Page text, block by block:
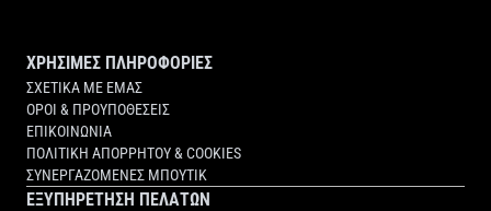
ΧΡΗΣΙΜΕΣ ΠΛΗΡΟΦΟΡΙΕΣ
ΣΧΕΤΙΚΑ ΜΕ ΕΜΑΣ
ΟΡΟΙ & ΠΡΟΥΠΟΘΕΣΕΙΣ
ΕΠΙΚΟΙΝΩΝΙΑ
ΠΟΛΙΤΙΚΗ ΑΠΟΡΡΗΤΟΥ & COOKIES
ΣΥΝΕΡΓΑΖΟΜΕΝΕΣ ΜΠΟΥΤΙΚ
ΕΞΥΠΗΡΕΤΗΣΗ ΠΕΛΑΤΩΝ